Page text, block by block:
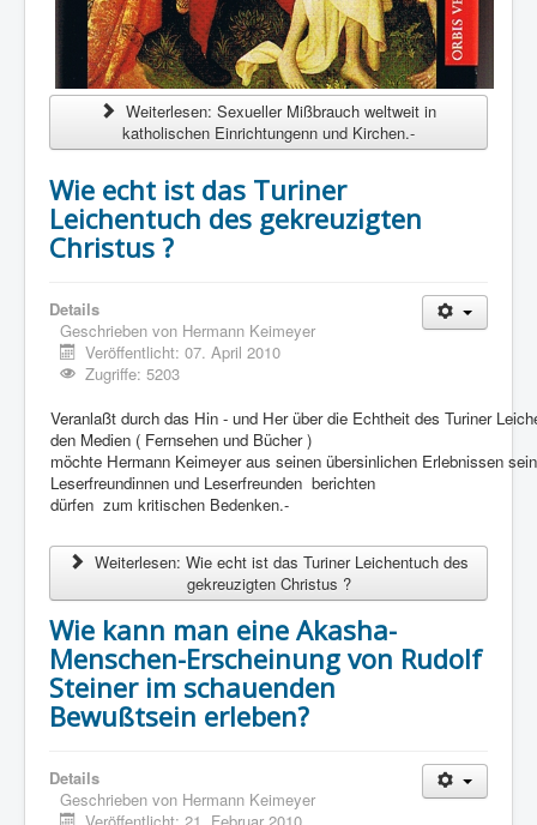
Weiterlesen: Sexueller Mißbrauch weltweit in
katholischen Einrichtungenn und Kirchen.-
Wie echt ist das Turiner
Leichentuch des gekreuzigten
Christus ?
Details
Geschrieben von Hermann Keimeyer
Veröffentlicht: 07. April 2010
Zugriffe: 5203
Veranlaßt durch das Hin - und Her über die Echtheit des Turiner
den Medien ( Fernsehen und Bücher )
möchte Hermann Keimeyer aus seinen übersinlichen Erlebnissen
Leserfreundinnen und Leserfreunden berichten
dürfen zum kritischen Bedenken.-
Weiterlesen: Wie echt ist das Turiner Leichentuch des
gekreuzigten Christus ?
Wie kann man eine Akasha-
Menschen-Erscheinung von Rudolf
Steiner im schauenden
Bewußtsein erleben?
Details
Geschrieben von Hermann Keimeyer